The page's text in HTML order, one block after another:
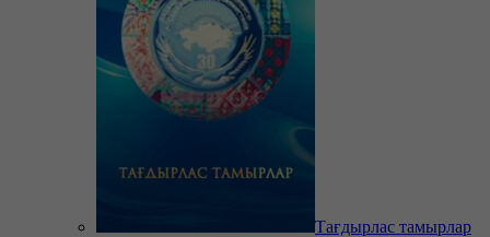
Тағдырлас тамырлар